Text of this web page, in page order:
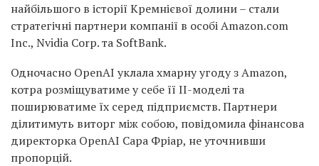
найбільшого в історії Кремнієвої долини – стали
стратегічні партнери компанії в особі Amazon.com
Inc., Nvidia Corp. та SoftBank.
Одночасно OpenAI уклала хмарну угоду з Amazon,
котра розміщуватиме у себе її ІІ-моделі та
поширюватиме їх серед підприємств. Партнери
ділитимуть виторг між собою, повідомила фінансова
директорка OpenAI Сара Фріар, не уточнивши
пропорцій.